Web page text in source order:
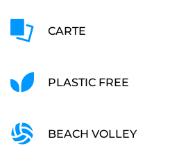
CARTE
PLASTIC FREE
BEACH VOLLEY